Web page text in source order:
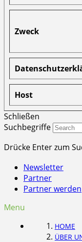
Zweck
Host
Schließen
Suchbegriffe
Drücke Enter zum
Newsletter
Partner
Partner werden
Menu
HOME
ÜBER